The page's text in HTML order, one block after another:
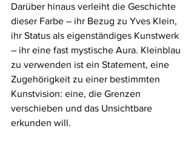
Darüber hinaus verleiht die Geschichte
dieser Farbe – ihr Bezug zu Yves Klein,
ihr Status als eigenständiges Kunstwerk
– ihr eine fast mystische Aura. Kleinblau
zu verwenden ist ein Statement, eine
Zugehörigkeit zu einer bestimmten
Kunstvision: eine, die Grenzen
verschieben und das Unsichtbare
erkunden will.